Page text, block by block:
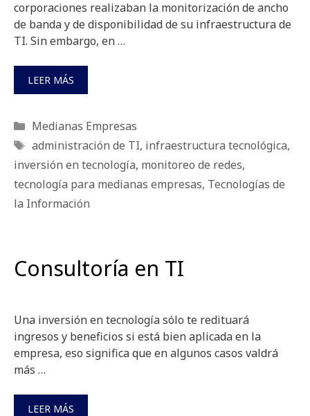
corporaciones realizaban la monitorización de ancho
de banda y de disponibilidad de su infraestructura de
TI. Sin embargo, en …
LEER MÁS
Categorías
Medianas Empresas
Etiquetas
administración de TI, infraestructura tecnológica,
inversión en tecnología, monitoreo de redes,
tecnología para medianas empresas, Tecnologías de
la Información
Consultoría en TI
Una inversión en tecnología sólo te redituará
ingresos y beneficios si está bien aplicada en la
empresa, eso significa que en algunos casos valdrá
más …
LEER MÁS